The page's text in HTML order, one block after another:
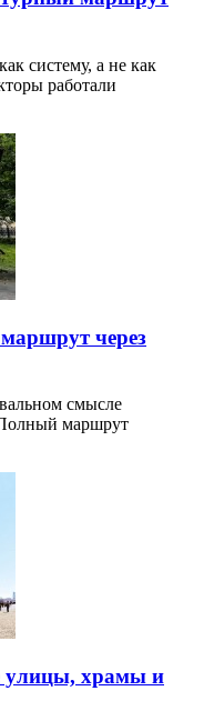
систему, а не как
работали
через
смысле
маршрут
улицы, храмы и